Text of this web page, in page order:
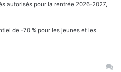
autorisés pour la rentrée 2026-2027,
de -70 % pour les jeunes et les